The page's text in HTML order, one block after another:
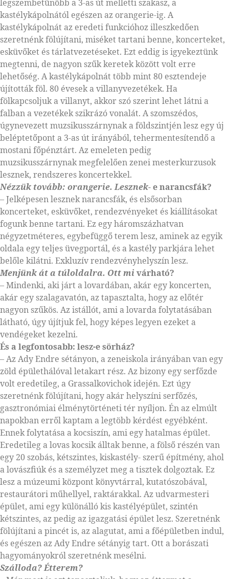
legszembetűnőbb a 3-as út melletti szakasz, a
kastélykápolnától egészen az orangerie-ig. A
kastélykápolnát az eredeti funkcióhoz illeszkedően
szeretnénk fölújítani, miséket tartani benne, koncerteket,
esküvőket és tárlatvezetéseket. Ezt eddig is igyekeztünk
megtenni, de nagyon szűk keretek között volt erre
lehetőség. A kastélykápolnát több mint 80 esztendeje
újították föl. 80 évesek a villanyvezetékek. Ha
fölkapcsoljuk a villanyt, akkor szó szerint lehet látni a
falban a vezetékek szikrázó vonalát. A szomszédos,
úgynevezett muzsikusszárnynak a földszintjén lesz egy új
beléptetőpont a 3-as út irányából, tehermentesítendő a
mostani főpénztárt. Az emeleten pedig
muzsikusszárnynak megfelelően zenei mesterkurzusok
lesznek, rendszeres koncertekkel.
Nézzük tovább: orangerie. Lesznek-e narancsfák?
– Jelképesen lesznek narancsfák, és elsősorban
koncerteket, esküvőket, rendezvényeket és kiállításokat
fogunk benne tartani. Ez egy háromszázhatvan
négyzetméteres, egybefüggő terem lesz, aminek az egyik
oldala egy teljes üvegportál, és a kastély parkjára lehet
belőle kilátni. Exkluzív rendezvényhelyszín lesz.
Menjünk át a túloldalra. Ott mi várható?
– Mindenki, aki járt a lovardában, akár egy koncerten,
akár egy szalagavatón, az tapasztalta, hogy az előtér
nagyon szűkös. Az istállót, ami a lovarda folytatásában
látható, úgy újítjuk fel, hogy képes legyen ezeket a
vendégeket kezelni.
És a legfontosabb: lesz-e sörház?
– Az Ady Endre sétányon, a zeneiskola irányában van egy
zöld épülethálóval letakart rész. Az bizony egy serfőzde
volt eredetileg, a Grassalkovichok idején. Ezt úgy
szeretnénk fölújítani, hogy akár helyszíni serfőzés,
gasztronómiai élménytörténeti tér nyíljon. Én az elmúlt
napokban erről kaptam a legtöbb kérdést egyébként.
Ennek folytatása a kocsiszín, ami egy hatalmas épület.
Eredetileg a lovas kocsik álltak benne, a fölső részén van
egy 20 szobás, kétszintes, kiskastély- szerű építmény, ahol
a lovászfiúk és a személyzet meg a tisztek dolgoztak. Ez
lesz a múzeumi központ könyvtárral, kutatószobával,
restaurátori műhellyel, raktárakkal. Az udvarmesteri
épület, ami egy különálló kis kastélyépület, szintén
kétszintes, az pedig az igazgatási épület lesz. Szeretnénk
fölújítani a pincét is, az alagutat, ami a főépületben indul,
és egészen az Ady Endre sétányig tart. Ott a borászati
hagyományokról szeretnénk mesélni.
Szálloda? Étterem?